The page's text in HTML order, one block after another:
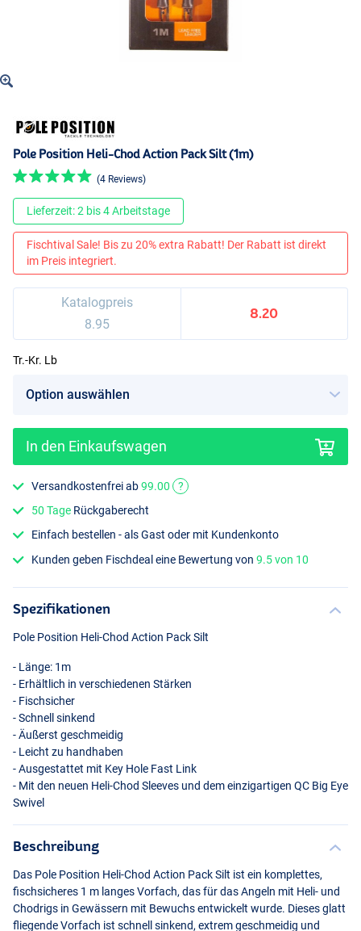
Pole Position Heli-Chod Action Pack Silt (1m)
(4 Reviews)
Lieferzeit: 2 bis 4 Arbeitstage
Fischtival Sale! Bis zu 20% extra Rabatt! Der Rabatt ist direkt
im Preis integriert.
Katalogpreis
8.95
8.20
Tr.-Kr. Lb
In den Einkaufswagen
Versandkostenfrei ab99.00
?
50 Tage Rückgaberecht
Einfach bestellen - als Gast oder mit Kundenkonto
Kunden geben Fischdeal eine Bewertung von9.5 von 10
Spezifikationen
Pole Position Heli-Chod Action Pack Silt
- Länge: 1m
- Erhältlich in verschiedenen Stärken
- Fischsicher
- Schnell sinkend
- Äußerst geschmeidig
- Leicht zu handhaben
- Ausgestattet mit Key Hole Fast Link
- Mit den neuen Heli-Chod Sleeves und dem einzigartigen QC Big Eye
Swivel
Beschreibung
Das Pole Position Heli-Chod Action Pack Silt ist ein komplettes,
fischsicheres 1 m langes Vorfach, das für das Angeln mit Heli- und
Chodrigs in Gewässern mit Bewuchs entwickelt wurde. Dieses glatt
fliegende Vorfach ist schnell sinkend, extrem geschmeidig und